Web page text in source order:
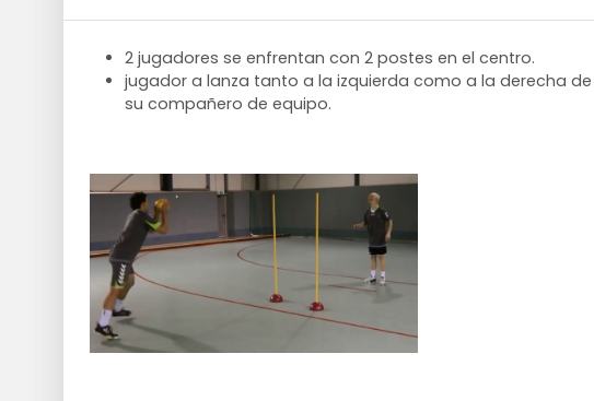
2 jugadores se enfrentan con 2 postes en el centro.
jugador a lanza tanto a la izquierda como a la derecha
su compañero de equipo.